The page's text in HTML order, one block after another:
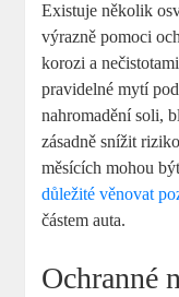
Existuje několik
výrazně pomoci
korozi a
pravidelné mytí
nahromadění soli,
zásadně snížit
měsících mohou
důležité věnovat
částem auta.
Ochranné